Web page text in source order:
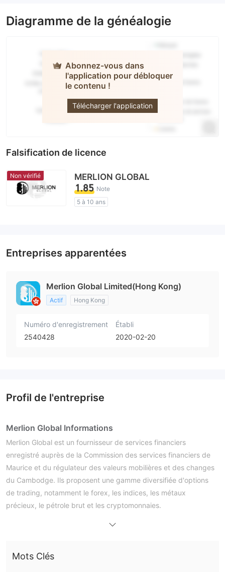
Diagramme de la généalogie
Abonnez-vous dans
l'application pour débloquer
le contenu !
Télécharger l'application
MERLION
GLOBAL
Falsification de licence
Non vérifié MERLION GLOBAL
1.85 Note
5 à 10 ans
Entreprises apparentées
Merlion Global Limited(Hong Kong)
Actif Hong Kong
Numéro d'enregistrement
2540428
Établi
2020-02-20
Profil de l'entreprise
Merlion Global Informations
Merlion Global est un fournisseur de services financiers
enregistré auprès de la Commission des services financiers de
Maurice et du régulateur des valeurs mobilières et des changes
du Cambodge. Ils proposent une gamme diversifiée d'options
de trading, notamment le forex, les indices, les métaux
précieux, le pétrole brut et les cryptomonnaies.
dépôt et de retrait pratiques, soutenues par un support client
Mots Clés